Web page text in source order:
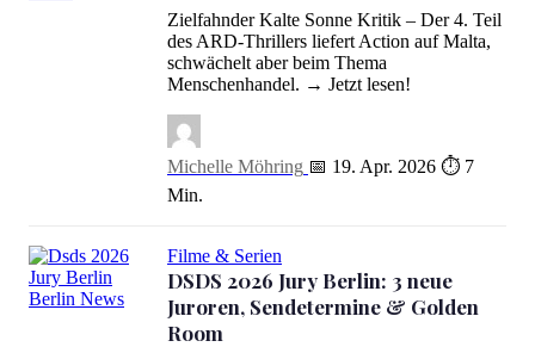
Zielfahnder Kalte Sonne Kritik: Lohnt sich der ARD-Thriller?
Zielfahnder Kalte Sonne Kritik – Der 4. Teil
des ARD-Thrillers liefert Action auf Malta,
schwächelt aber beim Thema
Menschenhandel. → Jetzt lesen!
Michelle Möhring 📅 19. Apr. 2026 ⏱ 7
Min.
DSDS 2026 Jury Berlin: 3 neue Juroren, Sendetermine & Golden
Filme & Serien
DSDS 2026 Jury Berlin: 3 neue
Juroren, Sendetermine & Golden
Room